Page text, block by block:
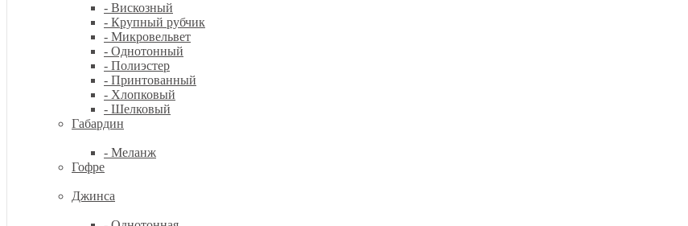
- Вискозный
- Крупный рубчик
- Микровельвет
- Однотонный
- Полиэстер
- Принтованный
- Хлопковый
- Шелковый
Габардин
- Меланж
Гофре
Джинса